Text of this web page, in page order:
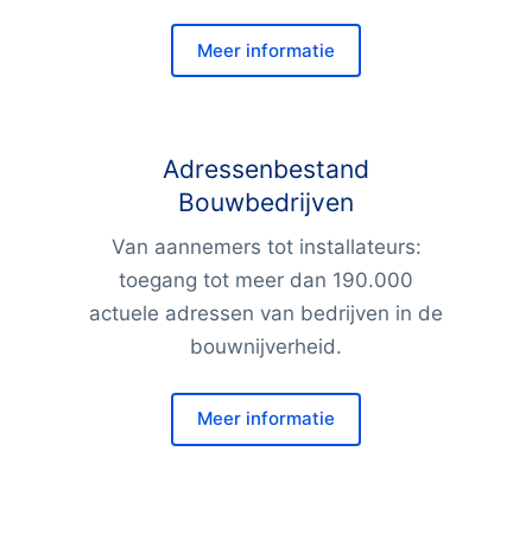
Meer informatie
Adressenbestand
Bouwbedrijven
Van aannemers tot installateurs:
toegang tot meer dan 190.000
actuele adressen van bedrijven in de
bouwnijverheid.
Meer informatie